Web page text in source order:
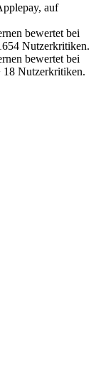
auf
bewertet bei
Nutzerkritiken.
bewertet bei
18 Nutzerkritiken.